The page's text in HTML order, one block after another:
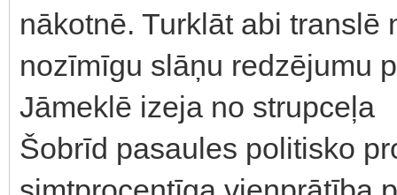
nākotnē. Turklāt abi
nozīmīgu slāņu redzējumu
Jāmeklē izeja no strupceļa
Šobrīd pasaules politisko